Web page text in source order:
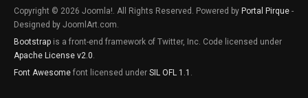
Copyright © 2026 Joomla!. All Rights Reserved. Powered by Portal Pirque -
Designed by JoomlArt.com.
Bootstrap is a front-end framework of Twitter, Inc. Code licensed under
Apache License v2.0
Font Awesome font licensed under SIL OFL 1.1